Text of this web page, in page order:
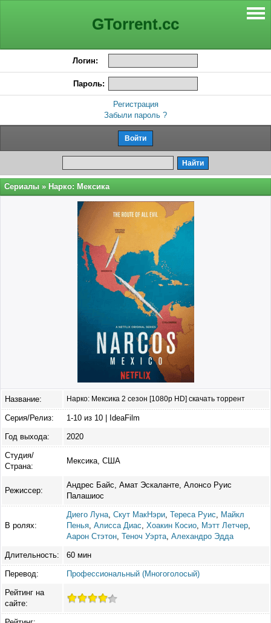
GTorrent.cc
Логин:
Пароль:
Регистрация
Забыли пароль ?
Сериалы » Нарко: Мексика
Название: Нарко: Мексика 2 сезон [1080p HD] скачать торрент
Серия/Релиз: 1-10 из 10 | IdeaFilm
Год выхода: 2020
Студия/
Страна:
Мексика, США
Режиссер:
Андрес Байс, Амат Эскаланте, Алонсо Руис
Палашиос
В ролях:
Диего Луна Скут МакНэри Тереса Руис
Майкл
Пенья Алисса Диас Хоакин Косио Мэтт Летчер
Аарон Стэтон Теноч Уэрта Алехандро Эдда
Длительность: 60 мин
Перевод: Профессиональный (Многоголосый)
Рейтинг на
сайте: